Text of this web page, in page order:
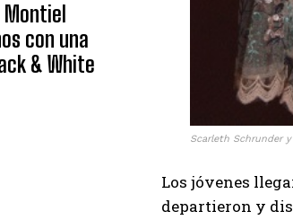
con una
& White
Scarleth Schrunder
Los jóvenes
departieron y